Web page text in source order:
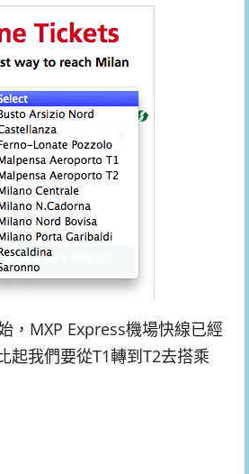
，MXP Express機場快線已經
起我們要從T1轉到T2去搭乘